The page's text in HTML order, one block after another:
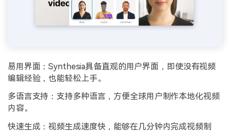
易用界面：Synthesia具备直观的用户界面，即使没有视频
编辑经验，也能轻松上手。
多语言支持：支持多种语言，方便全球用户制作本地化视频
内容。
快速生成：视频生成速度快，能够在几分钟内完成视频制